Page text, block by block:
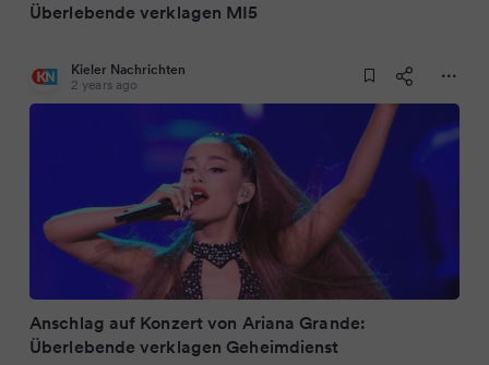
Überlebende verklagen MI5
Kieler Nachrichten
2 years ago
Anschlag auf Konzert von Ariana Grande:
Überlebende verklagen Geheimdienst